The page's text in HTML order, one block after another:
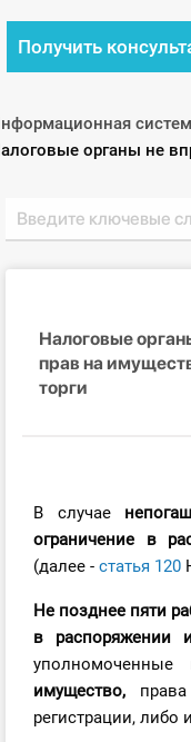
Получить
органы не
Налоговые
прав на
торги
В случае
ограничение в
(далее - статья 120
Не позднее пяти
в распоряжении
уполномоченные
имущество,
регистрации, либо